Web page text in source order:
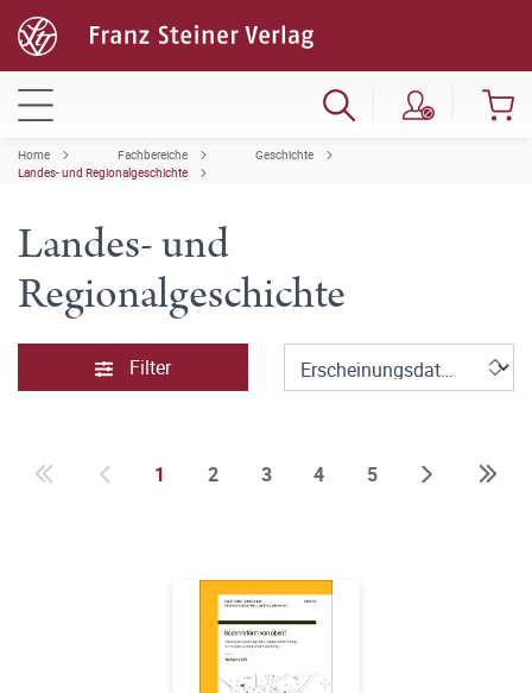
Home Fachbereiche
Geschichte
Landes- und Regionalgeschichte
Landes- und
Regionalgeschichte
Filter
1 2 3 4 5